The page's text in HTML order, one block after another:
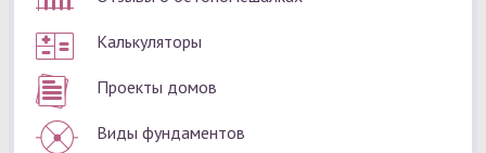
Калькуляторы
Проекты домов
Виды фундаментов